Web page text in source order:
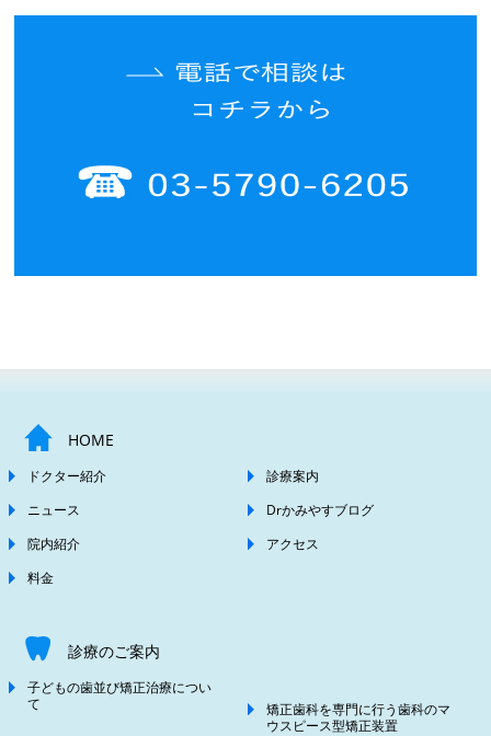
HOME
ドクター紹介
診療案内
ニュース
Drかみやすブログ
院内紹介
アクセス
料金
診療のご案内
子どもの歯並び矯正治療につい
て
矯正歯科を専門に行う歯科のマ
ウスピース型矯正装置